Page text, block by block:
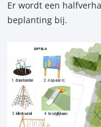
Er wordt een
beplanting bij.